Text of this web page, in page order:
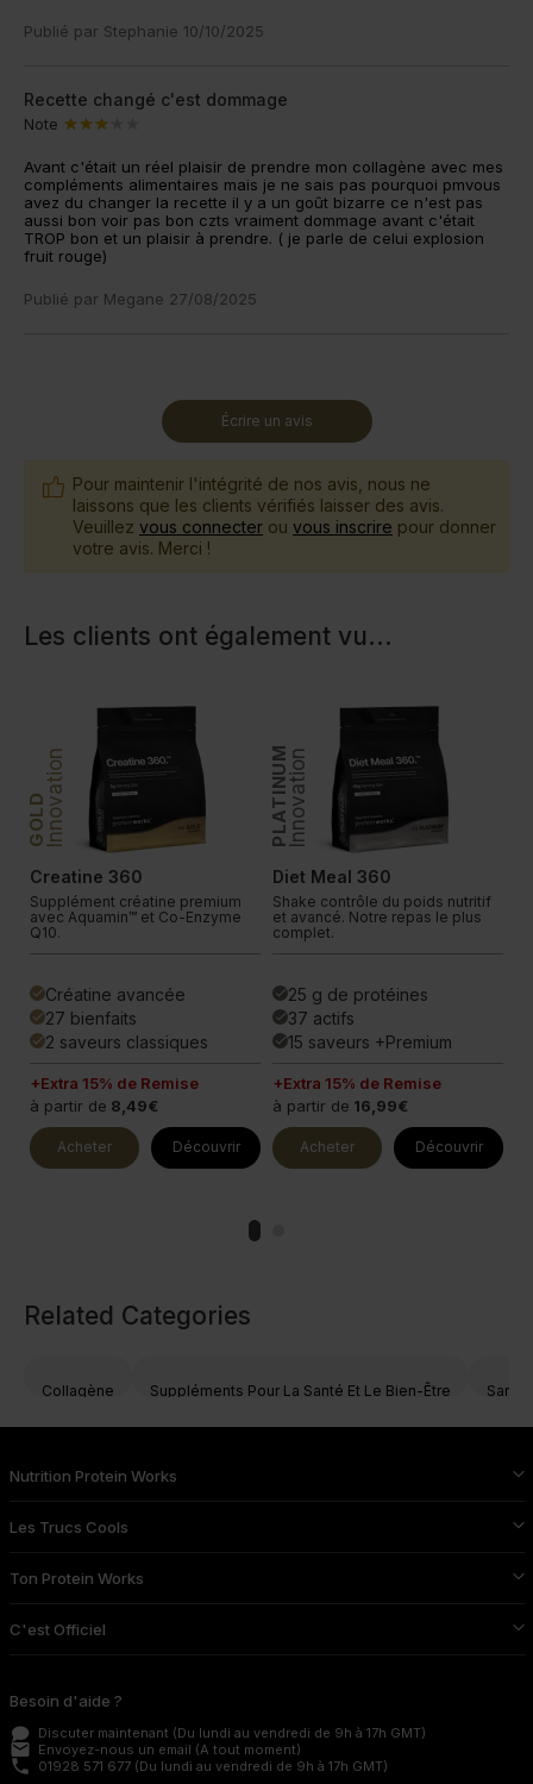
Publié par Stephanie 10/10/2025
Recette changé c'est dommage
Note
Avant c'était un réel plaisir de prendre mon collagène avec mes
compléments alimentaires mais je ne sais pas pourquoi pmvous
avez du changer la recette il y a un goût bizarre ce n'est pas
aussi bon voir pas bon czts vraiment dommage avant c'était
TROP bon et un plaisir à prendre. ( je parle de celui explosion
fruit rouge)
Publié par Megane 27/08/2025
Écrire un avis
Pour maintenir l'intégrité de nos avis, nous ne
laissons que les clients vérifiés laisser des avis.
Veuillez vous connecter ou vous inscrire pour donner
votre avis. Merci !
Les clients ont également vu...
GOLDInnovation
Creatine 360
Supplément créatine premium
avec Aquamin™ et Co-Enzyme
Q10.
doneCréatine avancée
done27 bienfaits
done2 saveurs classiques
+Extra 15% de Remise
à partir de 8,49€
Acheter Découvrir
PLATINUMInnovation
Diet Meal 360
Shake contrôle du poids nutritif
et avancé. Notre repas le plus
complet.
done25 g de protéines
done37 actifs
done15 saveurs +Premium
+Extra 15% de Remise
à partir de 16,99€
Acheter Découvrir
Related Categories
Collagène Suppléments Pour La Santé Et Le Bien-Être Santé
Nutrition Protein Works
Les Trucs Cools
Ton Protein Works
C'est Officiel
Besoin d'aide ?
Discuter maintenant (Du lundi au vendredi de 9h à 17h GMT)
email Envoyez-nous un email (A tout moment)
phone 01928 571 677 (Du lundi au vendredi de 9h à 17h GMT)